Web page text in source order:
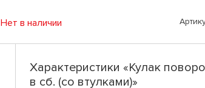
Нет в наличии
Характеристики «Кулак
в сб. (со втулками)»